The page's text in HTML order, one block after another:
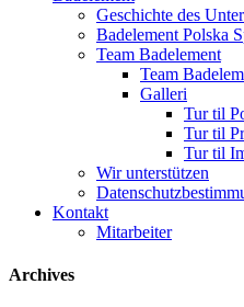
Geschichte des
Badelement Polska
Team Badelement
Team
Galleri
Tur til
Tur til
Tur til
Wir unterstützen
Kontakt
Mitarbeiter
Archives